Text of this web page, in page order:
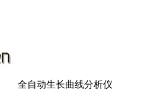
全自动生长曲线分析仪